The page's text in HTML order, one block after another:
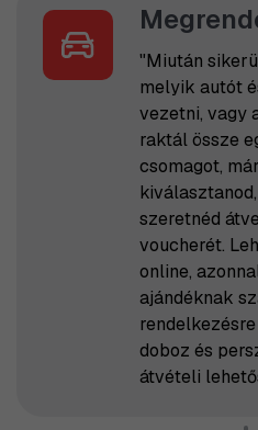
"Miután
melyik autót
vezetni, vagy
raktál össze
csomagot,
szeretnéd
voucherét.
online,
ajándéknak
doboz és
átvételi